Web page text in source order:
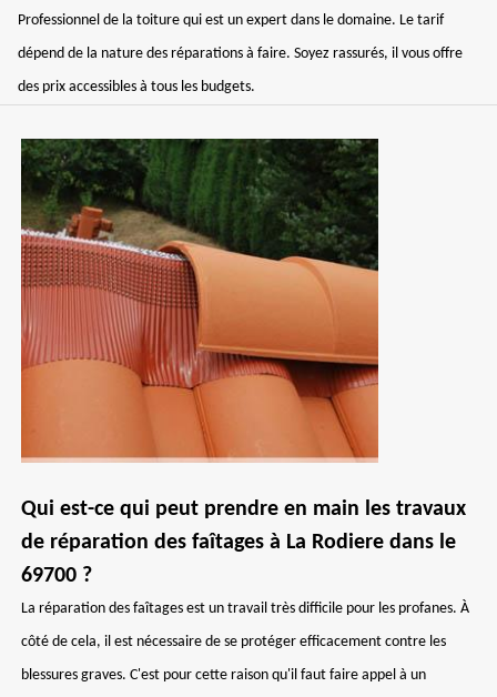
Professionnel de la toiture qui est un expert dans le domaine. Le tarif
dépend de la nature des réparations à faire. Soyez rassurés, il vous offre
des prix accessibles à tous les budgets.
Qui est-ce qui peut prendre en main les travaux
de réparation des faîtages à La Rodiere dans le
69700 ?
La réparation des faîtages est un travail très difficile pour les profanes. À
côté de cela, il est nécessaire de se protéger efficacement contre les
blessures graves. C'est pour cette raison qu'il faut faire appel à un